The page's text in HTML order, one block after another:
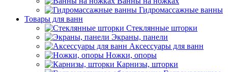
Гидромассажные ванны
Товары для ванн
Стеклянные шторки
Экраны, панели
Аксессуары для ванн
Ножки, опоры
Карнизы, шторки